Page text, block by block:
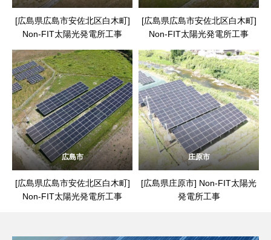
[広島県広島市安佐北区白木町]
Non-FIT太陽光発電所工事
[広島県広島市安佐北区白木町]
Non-FIT太陽光発電所工事
広島市
[広島県広島市安佐北区白木町]
Non-FIT太陽光発電所工事
庄原市
[広島県庄原市] Non-FIT太陽光
発電所工事